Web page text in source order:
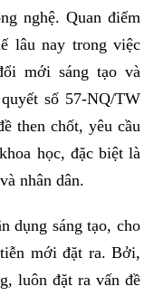
nghệ. Quan điểm
lâu nay trong việc
mới sáng tạo và
số 57-NQ/TW
then chốt, yêu cầu
học, đặc biệt là
nhân dân.
dụng sáng tạo, cho
mới đặt ra. Bởi,
luôn đặt ra vấn đề